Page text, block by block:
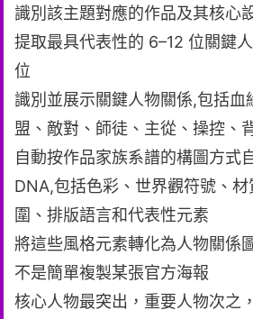
識別該主題對應的作品及其核心
提取最具代表性的 6–12 位關鍵
位
識別並展示關鍵人物關係,包括血
盟、敵對、師徒、主從、操控、
自動按作品家族系譜的構圖方式
DNA,包括色彩、世界觀符號、
圍、排版語言和代表性元素
將這些風格元素轉化為人物關係
不是簡單複製某張官方海報
核心人物最突出，重要人物次之